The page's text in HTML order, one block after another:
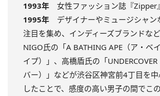
1993年 女性ファッション誌『Zipper
1995年 デザイナーやミュージシャン
注目を集め、インディーズブランドなど
NIGO氏の「A BATHING APE（ア・ベ
イプ）」、高橋盾氏の「
バー）」などが渋谷区神宮前4丁目を
したことで、感度の高い男子の間でこ